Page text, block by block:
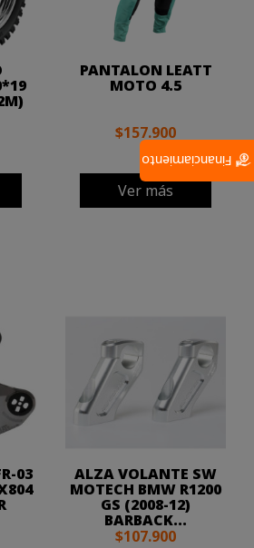
PANTALON LEATT
MOTO 4.5
$157.900
Ver más
03 ALZA VOLANTE SW
MOTECH BMW R1200
GS (2008-12)
BARBACK...
$107.900
Financiamiento